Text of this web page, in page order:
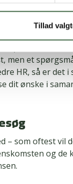
Tilladog
men et
HR, så er det
dit ønske i
– som oftest
og de